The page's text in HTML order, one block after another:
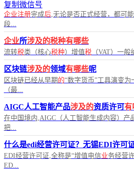
复制微信号
企业注册完成后,无论是否正式经营，都可能
段...
企业所涉及的税种有哪些
流转税类（核心税种）增值税 （VAT）一般
区块链涉及的领域有哪些呢
区块链已经从早期 的“数字货币”工具演变为
（最...
AIGC人工智能产品涉及的资质许可有
在中国境内,AIGC（人工智能生成内容）
把...
什么是edi经营许可证？无锡EDI许可
EDI经营许可证,全称是“增值电信业务经营
ED...